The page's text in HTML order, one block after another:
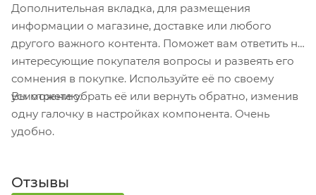
получения заказа обратитесь к сотруднику в
кассовой зоне и назовите номер.
Постамат. Когда заказ поступит на точку, на ваш
телефон или e-mail придет уникальный код.
Заказ нужно оплатить в терминале постамата.
Срок хранения — 3 дня.
Почтовая доставка через почту России. Когда
оценить состояние коробки: вес, целостность.
Дополнительная вкладка, для размещения
информации о магазине, доставке или любого
другого важного контента. Поможет вам ответить на
интересующие покупателя вопросы и развеять его
сомнения в покупке. Используйте её по своему
усмотрению.
Вы можете убрать её или вернуть обратно, изменив
одну галочку в настройках компонента. Очень
удобно.
Отзывы